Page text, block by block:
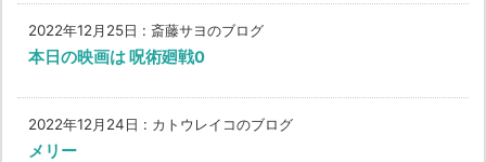
2022年12月25日 : 斎藤サヨのブログ
本日の映画は 呪術廻戦0
2022年12月24日 : カトウレイコのブログ
メリー